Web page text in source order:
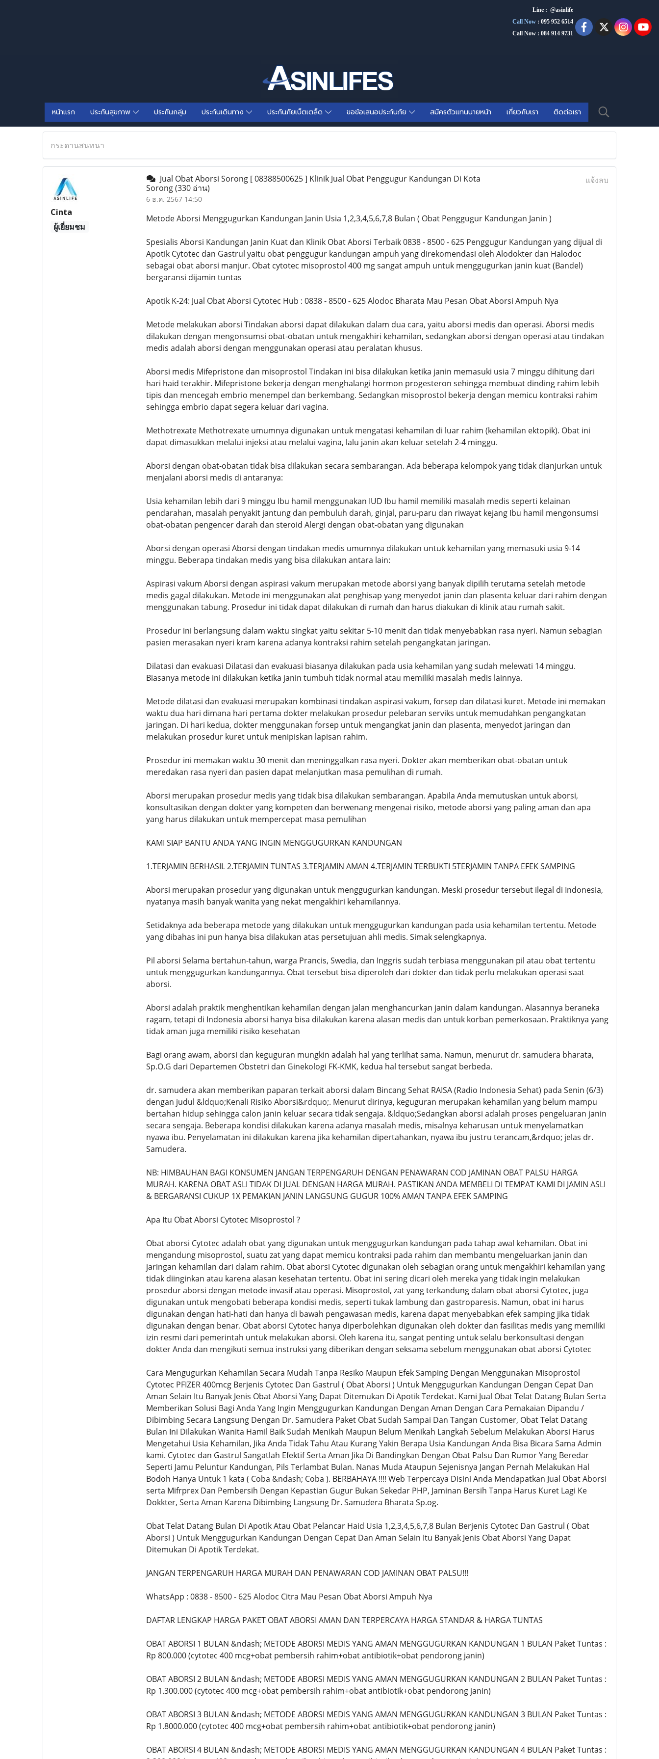
Line : @asinlife
Call Now : 095 952 6514
Call Now : 084 914 9731
หน้าแรก ประกันสุขภาพ ประกันกลุ่ม ประกันเดินทาง ประกันภัยเบ็ตเตล็ด ขอข้อเสนอประกันภัย สมัครตัวแทนนายหน้า เกี่ยวกับเรา ติดต่อเรา
กระดานสนทนา
Cinta
ผู้เยี่ยมชม
Jual Obat Aborsi Sorong [ 08388500625 ] Klinik Jual Obat Penggugur Kandungan Di Kota
Sorong(330 อ่าน)
6 ธ.ค. 2567 14:50
แจ้งลบ
Metode Aborsi Menggugurkan Kandungan Janin Usia 1,2,3,4,5,6,7,8 Bulan ( Obat Penggugur Kandungan Janin )
Spesialis Aborsi Kandungan Janin Kuat dan Klinik Obat Aborsi Terbaik 0838 - 8500 - 625 Penggugur Kandungan yang dijual di
Apotik Cytotec dan Gastrul yaitu obat penggugur kandungan ampuh yang direkomendasi oleh Alodokter dan Halodoc
sebagai obat aborsi manjur. Obat cytotec misoprostol 400 mg sangat ampuh untuk menggugurkan janin kuat (Bandel)
bergaransi dijamin tuntas
Apotik K-24: Jual Obat Aborsi Cytotec Hub : 0838 - 8500 - 625 Alodoc Bharata Mau Pesan Obat Aborsi Ampuh Nya
Metode melakukan aborsi Tindakan aborsi dapat dilakukan dalam dua cara, yaitu aborsi medis dan operasi. Aborsi medis
dilakukan dengan mengonsumsi obat-obatan untuk mengakhiri kehamilan, sedangkan aborsi dengan operasi atau tindakan
medis adalah aborsi dengan menggunakan operasi atau peralatan khusus.
Aborsi medis Mifepristone dan misoprostol Tindakan ini bisa dilakukan ketika janin memasuki usia 7 minggu dihitung dari
hari haid terakhir. Mifepristone bekerja dengan menghalangi hormon progesteron sehingga membuat dinding rahim lebih
tipis dan mencegah embrio menempel dan berkembang. Sedangkan misoprostol bekerja dengan memicu kontraksi rahim
sehingga embrio dapat segera keluar dari vagina.
Methotrexate Methotrexate umumnya digunakan untuk mengatasi kehamilan di luar rahim (kehamilan ektopik). Obat ini
dapat dimasukkan melalui injeksi atau melalui vagina, lalu janin akan keluar setelah 2-4 minggu.
Aborsi dengan obat-obatan tidak bisa dilakukan secara sembarangan. Ada beberapa kelompok yang tidak dianjurkan untuk
menjalani aborsi medis di antaranya:
Usia kehamilan lebih dari 9 minggu Ibu hamil menggunakan IUD Ibu hamil memiliki masalah medis seperti kelainan
pendarahan, masalah penyakit jantung dan pembuluh darah, ginjal, paru-paru dan riwayat kejang Ibu hamil mengonsumsi
obat-obatan pengencer darah dan steroid Alergi dengan obat-obatan yang digunakan
Aborsi dengan operasi Aborsi dengan tindakan medis umumnya dilakukan untuk kehamilan yang memasuki usia 9-14
minggu. Beberapa tindakan medis yang bisa dilakukan antara lain:
Aspirasi vakum Aborsi dengan aspirasi vakum merupakan metode aborsi yang banyak dipilih terutama setelah metode
medis gagal dilakukan. Metode ini menggunakan alat penghisap yang menyedot janin dan plasenta keluar dari rahim dengan
menggunakan tabung. Prosedur ini tidak dapat dilakukan di rumah dan harus diakukan di klinik atau rumah sakit.
Prosedur ini berlangsung dalam waktu singkat yaitu sekitar 5-10 menit dan tidak menyebabkan rasa nyeri. Namun sebagian
pasien merasakan nyeri kram karena adanya kontraksi rahim setelah pengangkatan jaringan.
Dilatasi dan evakuasi Dilatasi dan evakuasi biasanya dilakukan pada usia kehamilan yang sudah melewati 14 minggu.
Biasanya metode ini dilakukan ketika janin tumbuh tidak normal atau memiliki masalah medis lainnya.
Metode dilatasi dan evakuasi merupakan kombinasi tindakan aspirasi vakum, forsep dan dilatasi kuret. Metode ini memakan
waktu dua hari dimana hari pertama dokter melakukan prosedur pelebaran serviks untuk memudahkan pengangkatan
jaringan. Di hari kedua, dokter menggunakan forsep untuk mengangkat janin dan plasenta, menyedot jaringan dan
melakukan prosedur kuret untuk menipiskan lapisan rahim.
Prosedur ini memakan waktu 30 menit dan meninggalkan rasa nyeri. Dokter akan memberikan obat-obatan untuk
meredakan rasa nyeri dan pasien dapat melanjutkan masa pemulihan di rumah.
Aborsi merupakan prosedur medis yang tidak bisa dilakukan sembarangan. Apabila Anda memutuskan untuk aborsi,
konsultasikan dengan dokter yang kompeten dan berwenang mengenai risiko, metode aborsi yang paling aman dan apa
yang harus dilakukan untuk mempercepat masa pemulihan
KAMI SIAP BANTU ANDA YANG INGIN MENGGUGURKAN KANDUNGAN
1.TERJAMIN BERHASIL 2.TERJAMIN TUNTAS 3.TERJAMIN AMAN 4.TERJAMIN TERBUKTI 5TERJAMIN TANPA EFEK SAMPING
Aborsi merupakan prosedur yang digunakan untuk menggugurkan kandungan. Meski prosedur tersebut ilegal di Indonesia,
nyatanya masih banyak wanita yang nekat mengakhiri kehamilannya.
Setidaknya ada beberapa metode yang dilakukan untuk menggugurkan kandungan pada usia kehamilan tertentu. Metode
yang dibahas ini pun hanya bisa dilakukan atas persetujuan ahli medis. Simak selengkapnya.
Pil aborsi Selama bertahun-tahun, warga Prancis, Swedia, dan Inggris sudah terbiasa menggunakan pil atau obat tertentu
untuk menggugurkan kandungannya. Obat tersebut bisa diperoleh dari dokter dan tidak perlu melakukan operasi saat
aborsi.
Aborsi adalah praktik menghentikan kehamilan dengan jalan menghancurkan janin dalam kandungan. Alasannya beraneka
ragam, tetapi di Indonesia aborsi hanya bisa dilakukan karena alasan medis dan untuk korban pemerkosaan. Praktiknya yang
tidak aman juga memiliki risiko kesehatan
Bagi orang awam, aborsi dan keguguran mungkin adalah hal yang terlihat sama. Namun, menurut dr. samudera bharata,
Sp.O.G dari Departemen Obstetri dan Ginekologi FK-KMK, kedua hal tersebut sangat berbeda.
dr. samudera akan memberikan paparan terkait aborsi dalam Bincang Sehat RAISA (Radio Indonesia Sehat) pada Senin (6/3)
dengan judul &ldquo;Kenali Risiko Aborsi&rdquo;. Menurut dirinya, keguguran merupakan kehamilan yang belum mampu
bertahan hidup sehingga calon janin keluar secara tidak sengaja. &ldquo;Sedangkan aborsi adalah proses pengeluaran janin
secara sengaja. Beberapa kondisi dilakukan karena adanya masalah medis, misalnya keharusan untuk menyelamatkan
nyawa ibu. Penyelamatan ini dilakukan karena jika kehamilan dipertahankan, nyawa ibu justru terancam,&rdquo; jelas dr.
Samudera.
NB: HIMBAUHAN BAGI KONSUMEN JANGAN TERPENGARUH DENGAN PENAWARAN COD JAMINAN OBAT PALSU HARGA
MURAH. KARENA OBAT ASLI TIDAK DI JUAL DENGAN HARGA MURAH. PASTIKAN ANDA MEMBELI DI TEMPAT KAMI DI JAMIN ASLI
& BERGARANSI CUKUP 1X PEMAKIAN JANIN LANGSUNG GUGUR 100% AMAN TANPA EFEK SAMPING
Apa Itu Obat Aborsi Cytotec Misoprostol ?
Obat aborsi Cytotec adalah obat yang digunakan untuk menggugurkan kandungan pada tahap awal kehamilan. Obat ini
mengandung misoprostol, suatu zat yang dapat memicu kontraksi pada rahim dan membantu mengeluarkan janin dan
jaringan kehamilan dari dalam rahim. Obat aborsi Cytotec digunakan oleh sebagian orang untuk mengakhiri kehamilan yang
tidak diinginkan atau karena alasan kesehatan tertentu. Obat ini sering dicari oleh mereka yang tidak ingin melakukan
prosedur aborsi dengan metode invasif atau operasi. Misoprostol, zat yang terkandung dalam obat aborsi Cytotec, juga
digunakan untuk mengobati beberapa kondisi medis, seperti tukak lambung dan gastroparesis. Namun, obat ini harus
digunakan dengan hati-hati dan hanya di bawah pengawasan medis, karena dapat menyebabkan efek samping jika tidak
digunakan dengan benar. Obat aborsi Cytotec hanya diperbolehkan digunakan oleh dokter dan fasilitas medis yang memiliki
izin resmi dari pemerintah untuk melakukan aborsi. Oleh karena itu, sangat penting untuk selalu berkonsultasi dengan
dokter Anda dan mengikuti semua instruksi yang diberikan dengan seksama sebelum menggunakan obat aborsi Cytotec
Cara Mengugurkan Kehamilan Secara Mudah Tanpa Resiko Maupun Efek Samping Dengan Menggunakan Misoprostol
Cytotec PFIZER 400mcg Berjenis Cytotec Dan Gastrul ( Obat Aborsi ) Untuk Menggugurkan Kandungan Dengan Cepat Dan
Aman Selain Itu Banyak Jenis Obat Aborsi Yang Dapat Ditemukan Di Apotik Terdekat. Kami Jual Obat Telat Datang Bulan Serta
Memberikan Solusi Bagi Anda Yang Ingin Menggugurkan Kandungan Dengan Aman Dengan Cara Pemakaian Dipandu /
Dibimbing Secara Langsung Dengan Dr. Samudera Paket Obat Sudah Sampai Dan Tangan Customer, Obat Telat Datang
Bulan Ini Dilakukan Wanita Hamil Baik Sudah Menikah Maupun Belum Menikah Langkah Sebelum Melakukan Aborsi Harus
Mengetahui Usia Kehamilan, Jika Anda Tidak Tahu Atau Kurang Yakin Berapa Usia Kandungan Anda Bisa Bicara Sama Admin
kami. Cytotec dan Gastrul Sangatlah Efektif Serta Aman Jika Di Bandingkan Dengan Obat Palsu Dan Rumor Yang Beredar
Seperti Jamu Peluntur Kandungan, Pils Terlambat Bulan. Nanas Muda Ataupun Sejenisnya Jangan Pernah Melakukan Hal
Bodoh Hanya Untuk 1 kata ( Coba &ndash; Coba ). BERBAHAYA !!!! Web Terpercaya Disini Anda Mendapatkan Jual Obat Aborsi
serta Mifrprex Dan Pembersih Dengan Kepastian Gugur Bukan Sekedar PHP, Jaminan Bersih Tanpa Harus Kuret Lagi Ke
Dokkter, Serta Aman Karena Dibimbing Langsung Dr. Samudera Bharata Sp.og.
Obat Telat Datang Bulan Di Apotik Atau Obat Pelancar Haid Usia 1,2,3,4,5,6,7,8 Bulan Berjenis Cytotec Dan Gastrul ( Obat
Aborsi ) Untuk Menggugurkan Kandungan Dengan Cepat Dan Aman Selain Itu Banyak Jenis Obat Aborsi Yang Dapat
Ditemukan Di Apotik Terdekat.
JANGAN TERPENGARUH HARGA MURAH DAN PENAWARAN COD JAMINAN OBAT PALSU!!!
WhatsApp : 0838 - 8500 - 625 Alodoc Citra Mau Pesan Obat Aborsi Ampuh Nya
DAFTAR LENGKAP HARGA PAKET OBAT ABORSI AMAN DAN TERPERCAYA HARGA STANDAR & HARGA TUNTAS
OBAT ABORSI 1 BULAN &ndash; METODE ABORSI MEDIS YANG AMAN MENGGUGURKAN KANDUNGAN 1 BULAN Paket Tuntas :
Rp 800.000 (cytotec 400 mcg+obat pembersih rahim+obat antibiotik+obat pendorong janin)
OBAT ABORSI 2 BULAN &ndash; METODE ABORSI MEDIS YANG AMAN MENGGUGURKAN KANDUNGAN 2 BULAN Paket Tuntas :
Rp 1.300.000 (cytotec 400 mcg+obat pembersih rahim+obat antibiotik+obat pendorong janin)
OBAT ABORSI 3 BULAN &ndash; METODE ABORSI MEDIS YANG AMAN MENGGUGURKAN KANDUNGAN 3 BULAN Paket Tuntas :
Rp 1.8000.000 (cytotec 400 mcg+obat pembersih rahim+obat antibiotik+obat pendorong janin)
OBAT ABORSI 4 BULAN &ndash; METODE ABORSI MEDIS YANG AMAN MENGGUGURKAN KANDUNGAN 4 BULAN Paket Tuntas :